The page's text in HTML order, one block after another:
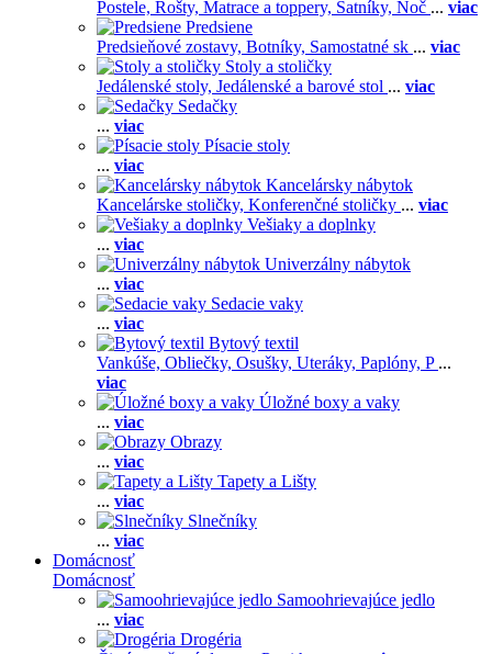
Postele, Rošty, Matrace a toppery, Šatníky, Noč ... viac
Predsiene
Predsieňové zostavy, Botníky, Samostatné sk ... viac
Stoly a stoličky
Jedálenské stoly, Jedálenské a barové stol ... viac
Sedačky
... viac
Písacie stoly
... viac
Kancelársky nábytok
Kancelárske stoličky, Konferenčné stoličky ... viac
Vešiaky a doplnky
... viac
Univerzálny nábytok
... viac
Sedacie vaky
... viac
Bytový textil
Vankúše, Obliečky, Osušky, Uteráky, Paplóny, P ...
viac
Úložné boxy a vaky
... viac
Obrazy
... viac
Tapety a Lišty
... viac
Slnečníky
... viac
Domácnosť
Domácnosť
Samoohrievajúce jedlo
... viac
Drogéria